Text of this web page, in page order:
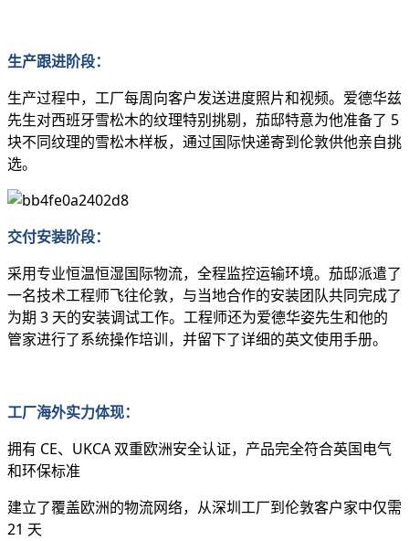
生产跟进阶段：
生产过程中，工厂每周向客户发送进度照片和视频。爱德华兹
先生对西班牙雪松木的纹理特别挑剔，茄邸特意为他准备了 5
块不同纹理的雪松木样板，通过国际快递寄到伦敦供他亲自挑
选。
交付安装阶段：
采用专业恒温恒湿国际物流，全程监控运输环境。茄邸派遣了
一名技术工程师飞往伦敦，与当地合作的安装团队共同完成了
为期 3 天的安装调试工作。工程师还为爱德华姿先生和他的
管家进行了系统操作培训，并留下了详细的英文使用手册。
工厂海外实力体现：
拥有 CE、UKCA 双重欧洲安全认证，产品完全符合英国电气
和环保标准
建立了覆盖欧洲的物流网络，从深圳工厂到伦敦客户家中仅需
21 天